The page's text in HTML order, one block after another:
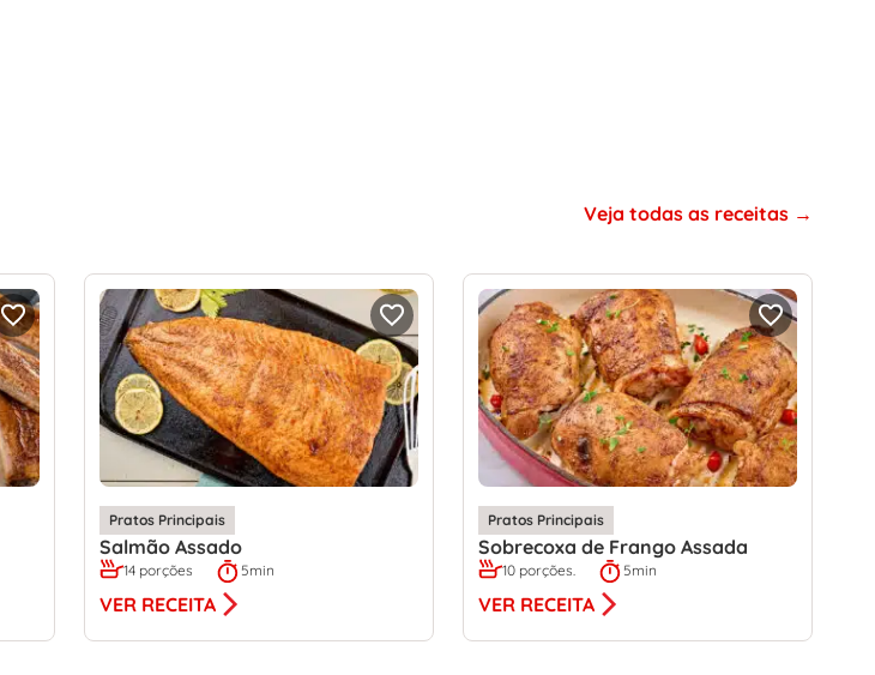
Veja todas as receitas
Pratos Principais
Salmão Assado
14 porções 5min
VER RECEITA
Pratos Principais
Sobrecoxa de Frango Assada
10 porções. 5min
VER RECEITA